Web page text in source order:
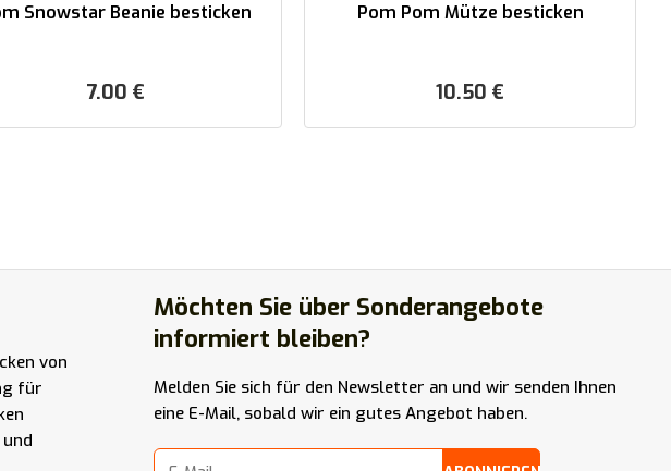
Snowstar Beanie besticken
7.00 €
Pom Pom Mütze besticken
10.50 €
von
für
Möchten Sie über Sonderangebote
informiert bleiben?
Melden Sie sich für den Newsletter an und wir senden Ihnen
eine E-Mail, sobald wir ein gutes Angebot haben.